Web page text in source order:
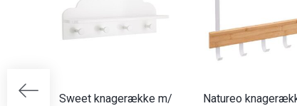
Sweet knagerække m/
Natureo